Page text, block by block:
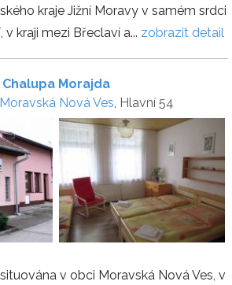
kraje Jižní Moravy v samém srdci
kraji mezi Břeclaví a... zobrazit detail
Chalupa Morajda
Moravská Nová Ves , Hlavní 54
v obci Moravská Nová Ves, v